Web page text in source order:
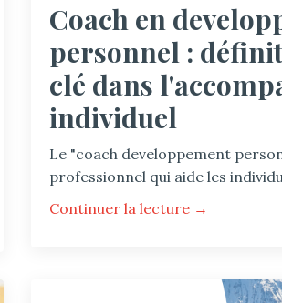
Coach en
personnel :
clé dans
individuel
Le "coach developpement
professionnel qui aide les
Continuer la lecture →